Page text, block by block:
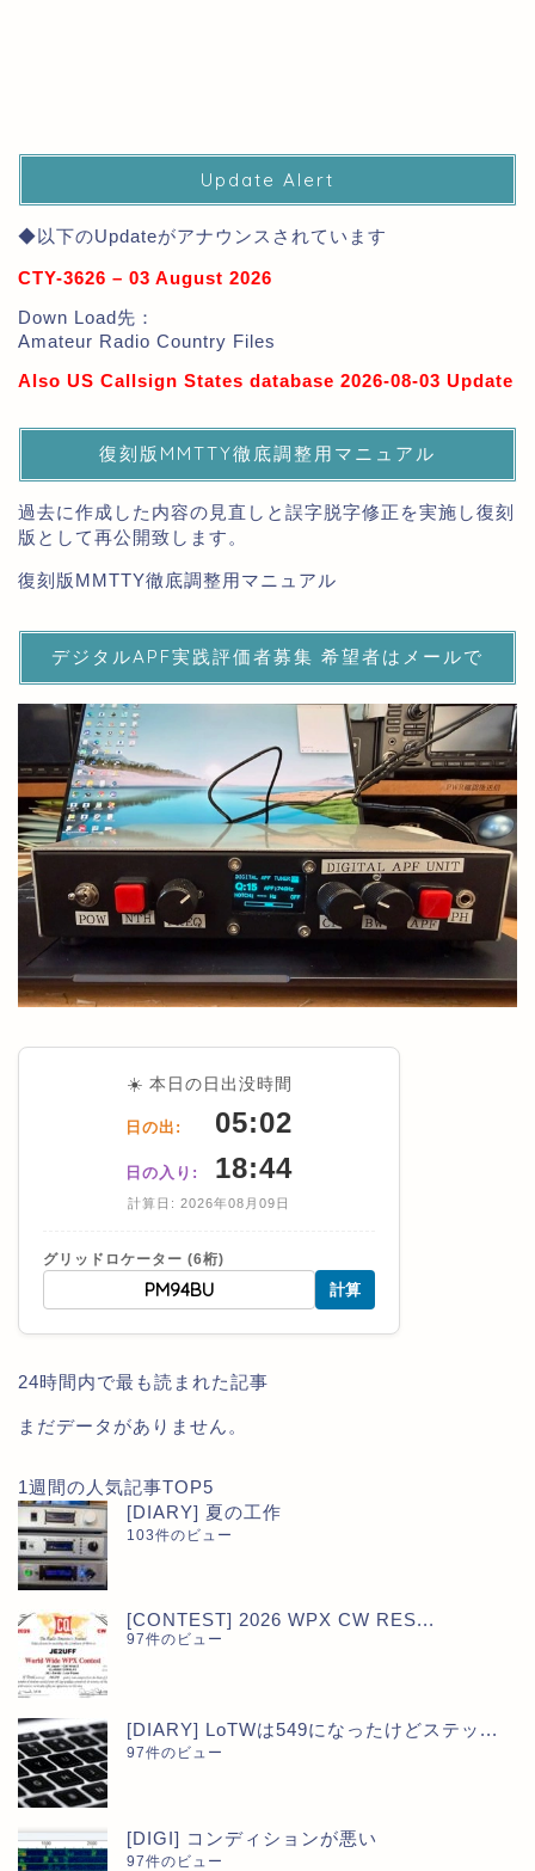
Update Alert
◆以下のUpdateがアナウンスされています
CTY-3626 – 03 August 2026
Down Load先：
Amateur Radio Country Files
Also US Callsign States database 2026-08-03 Update
復刻版MMTTY徹底調整用マニュアル
過去に作成した内容の見直しと誤字脱字修正を実施し復刻
版として再公開致します。
復刻版MMTTY徹底調整用マニュアル
デジタルAPF実践評価者募集 希望者はメールで
☀️ 本日の日出没時間
日の出: 05:02
日の入り: 18:44
計算日: 2026年08月09日
グリッドロケーター (6桁)
計算
24時間内で最も読まれた記事
まだデータがありません。
1週間の人気記事TOP5
[DIARY] 夏の工作
103件のビュー
[CONTEST] 2026 WPX CW RES...
97件のビュー
[DIARY] LoTWは549になったけどステッ...
97件のビュー
[DIGI] コンディションが悪い
97件のビュー